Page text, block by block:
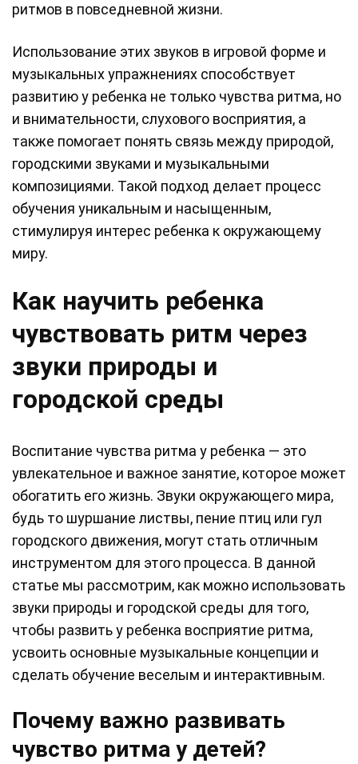
ритмов в повседневной жизни.
Использование этих звуков в игровой форме и
музыкальных упражнениях способствует
развитию у ребенка не только чувства ритма, но
и внимательности, слухового восприятия, а
также помогает понять связь между природой,
городскими звуками и музыкальными
композициями. Такой подход делает процесс
обучения уникальным и насыщенным,
стимулируя интерес ребенка к окружающему
миру.
Как научить ребенка
чувствовать ритм через
звуки природы и
городской среды
Воспитание чувства ритма у ребенка — это
увлекательное и важное занятие, которое может
обогатить его жизнь. Звуки окружающего мира,
будь то шуршание листвы, пение птиц или гул
городского движения, могут стать отличным
инструментом для этого процесса. В данной
статье мы рассмотрим, как можно использовать
звуки природы и городской среды для того,
чтобы развить у ребенка восприятие ритма,
усвоить основные музыкальные концепции и
сделать обучение веселым и интерактивным.
Почему важно развивать
чувство ритма у детей?